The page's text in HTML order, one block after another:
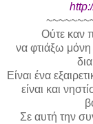
Ούτε καν
να φτιάξω
Είναι ένα
είναι και
Σε αυτή την